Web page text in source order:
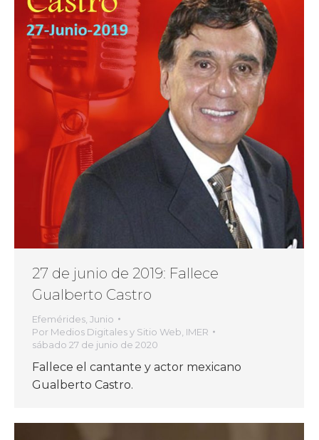
27 de junio de 2019: Fallece
Gualberto Castro
Efemérides, Junio
Por Medios Digitales y Sitio Web, IMER
sábado 27 de junio de 2020
Fallece el cantante y actor mexicano
Gualberto Castro.